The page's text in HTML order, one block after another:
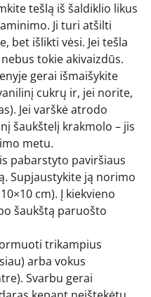
tešlą iš šaldiklio likus
Ji turi atšilti
bet išlikti vėsi. Jei tešla
tokie akivaizdūs.
gerai išmaišykite
cukrų ir, jei norite,
Jei varškė atrodo
šaukštelį krakmolo – jis
metu.
pabarstyto paviršiaus
Supjaustykite ją norimo
cm). Į kiekvieno
šaukštą paruošto
trikampius
arba vokus
Svarbu gerai